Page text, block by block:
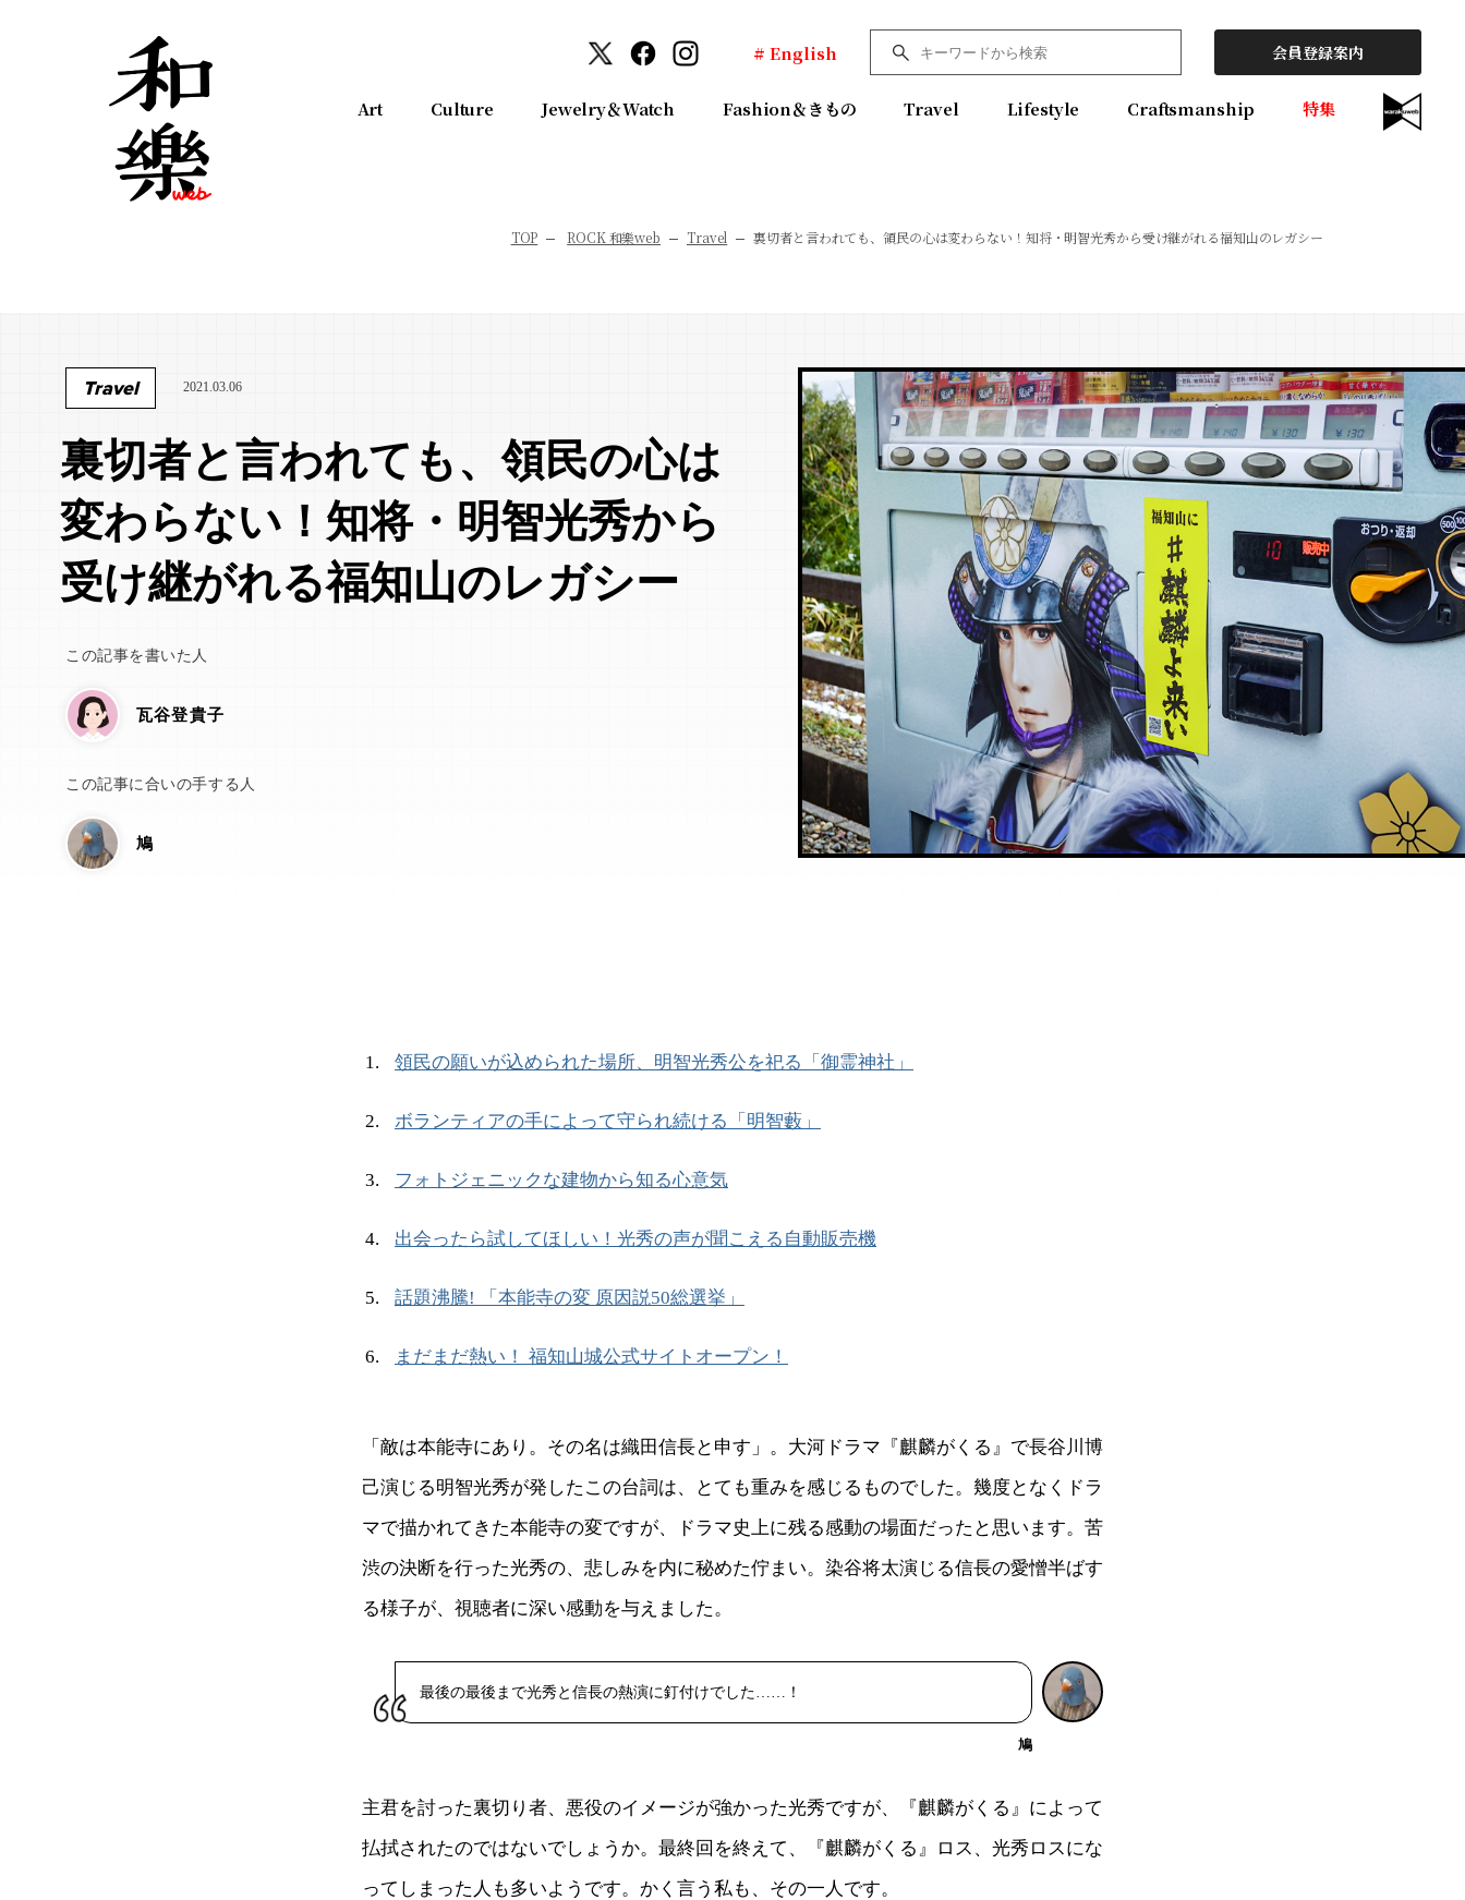
# English 会員登録案内
Art Culture Jewelry＆Watch Fashion＆きもの Travel Lifestyle Craftsmanship 特集
TOP ROCK 和樂web Travel 裏切者と言われても、領民の心は変わらない！知将・明智光秀から受け継がれる福知山のレガシー
Travel 2021.03.06
裏切者と言われても、領民の心は
変わらない！知将・明智光秀から
受け継がれる福知山のレガシー
この記事を書いた人
瓦谷登貴子
この記事に合いの手する人
鳩
領民の願いが込められた場所、明智光秀公を祀る「御霊神社」
ボランティアの手によって守られ続ける「明智藪」
フォトジェニックな建物から知る心意気
出会ったら試してほしい！光秀の声が聞こえる自動販売機
話題沸騰! 「本能寺の変 原因説50総選挙」
まだまだ熱い！ 福知山城公式サイトオープン！
「敵は本能寺にあり。その名は織田信長と申す」。大河ドラマ『麒麟がくる』で長谷川博
己演じる明智光秀が発したこの台詞は、とても重みを感じるものでした。幾度となくドラ
マで描かれてきた本能寺の変ですが、ドラマ史上に残る感動の場面だったと思います。苦
渋の決断を行った光秀の、悲しみを内に秘めた佇まい。染谷将太演じる信長の愛憎半ばす
る様子が、視聴者に深い感動を与えました。
最後の最後まで光秀と信長の熱演に釘付けでした……！
鳩
主君を討った裏切り者、悪役のイメージが強かった光秀ですが、『麒麟がくる』によって
払拭されたのではないでしょうか。最終回を終えて、『麒麟がくる』ロス、光秀ロスにな
ってしまった人も多いようです。かく言う私も、その一人です。